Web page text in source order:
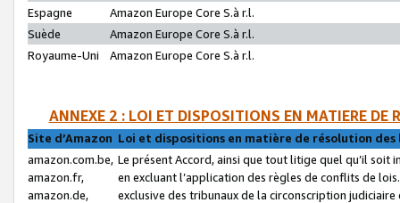
Espagne
Amazon Europe Core S.à r.l.
Suède
Amazon Europe Core S.à r.l.
Royaume-Uni
Amazon Europe Core S.à r.l.
ANNEXE 2 : LOI ET DISPOSITIONS EN MATIERE DE
Site d’Amazon Loi et dispositions en matière de résolution
amazon.com.be,
amazon.fr,
amazon.de,
Le présent Accord, ainsi que tout litige quel qu’il soit
en excluant l’application des règles de conflits de
exclusive des tribunaux de la circonscription